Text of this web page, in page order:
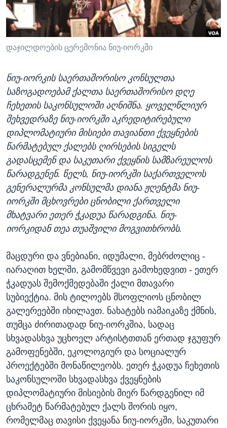
ᲡᲢᲣᲓᲘᲐ ᲕᲐᲨᲘᲜᲒᲢᲝᲜᲘ
ᲔᲙᲝᲜᲝᲛᲘᲙᲐ
ᲯᲐᲜᲛᲠᲗᲔᲚᲝᲑᲐ
ᲛᲔᲪᲜᲘᲔᲠᲔᲑᲐ
ᲙᲣᲚᲢᲣᲠᲐ
ᲒᲐᲚᲘᲚᲔᲝ
ᲓᲔᲖᲘᲜᲤᲝᲠᲛᲐᲪᲘᲐ
Learning English
ᲗᲕᲐᲚᲘ ᲒᲕᲐᲓᲔᲕᲜᲔᲗ
ენები
დაჯილდოების ცერემონია ნიუ-იორკში
ნიუ-იორკის საერთაშორისო კონსულთა
საზოგადოებამ ქალთა საერთაშორისო დღე
ჩეხეთის საკონსულოში აღნიშნა. ყოველწლიურ
შეხვედრაზე ნიუ-იორკში აკრედიტირებული
დიპლომატიური მისიები თავიანთი ქვეყნების
წარმატებულ ქალებს ღირსების სიგელს
გადასცემენ და საკუთარი ქვეყნის სამზარეულოს
წარადგენენ. წელს, ნიუ-იორკში საქართველოს
გენერალურმა კონსულმა დიანა ჟღენტმა ნიუ-
იორკში მცხოვრები ცნობილი ქართველი
მხატვარი ეთერ ჭკადუა წარადგინა. ნიუ-
იორკიდან თეა თუაშვილი მოგვითხრობს.
მაცდური და ვნებიანი, იდუმალი, მებრძოლიც -
იარაღით ხელში, გამომწვევი გამოხედვით - ეთერ
ჭკადუას შემოქმედებაში ქალი მთავარი
სუბიექტია. მის ტილოებს მსოფლიოს ცნობილ
გალერეებში იხილავთ. ნახატებს იამაიკაზე ქმნის,
თუმცა ძირითადად ნიუ-იორკშია, სადაც
სხვადასხვა უცხოელ არტისტთთან ერთად ჯგუფურ
გამოფენებში, ეკოლოგიურ და სოციალურ
პროექტებში მონაწილეობს. ეთერ ჭკადუა ჩეხეთის
საკონსულოში სხვადასხვა ქვეყნების
დიპლომატიური მისიების მიერ წარდგენილ იმ
ცხრამეტ წარმატებულ ქალს შორის იყო,
რომელმაც თავისი ქვეყანა ნიუ-იორკში, საკუთარი